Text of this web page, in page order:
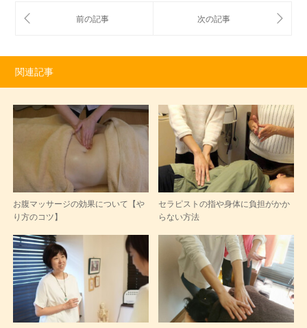
関連記事
お腹マッサージの効果について【や
り方のコツ】
セラピストの指や身体に負担がかか
らない方法